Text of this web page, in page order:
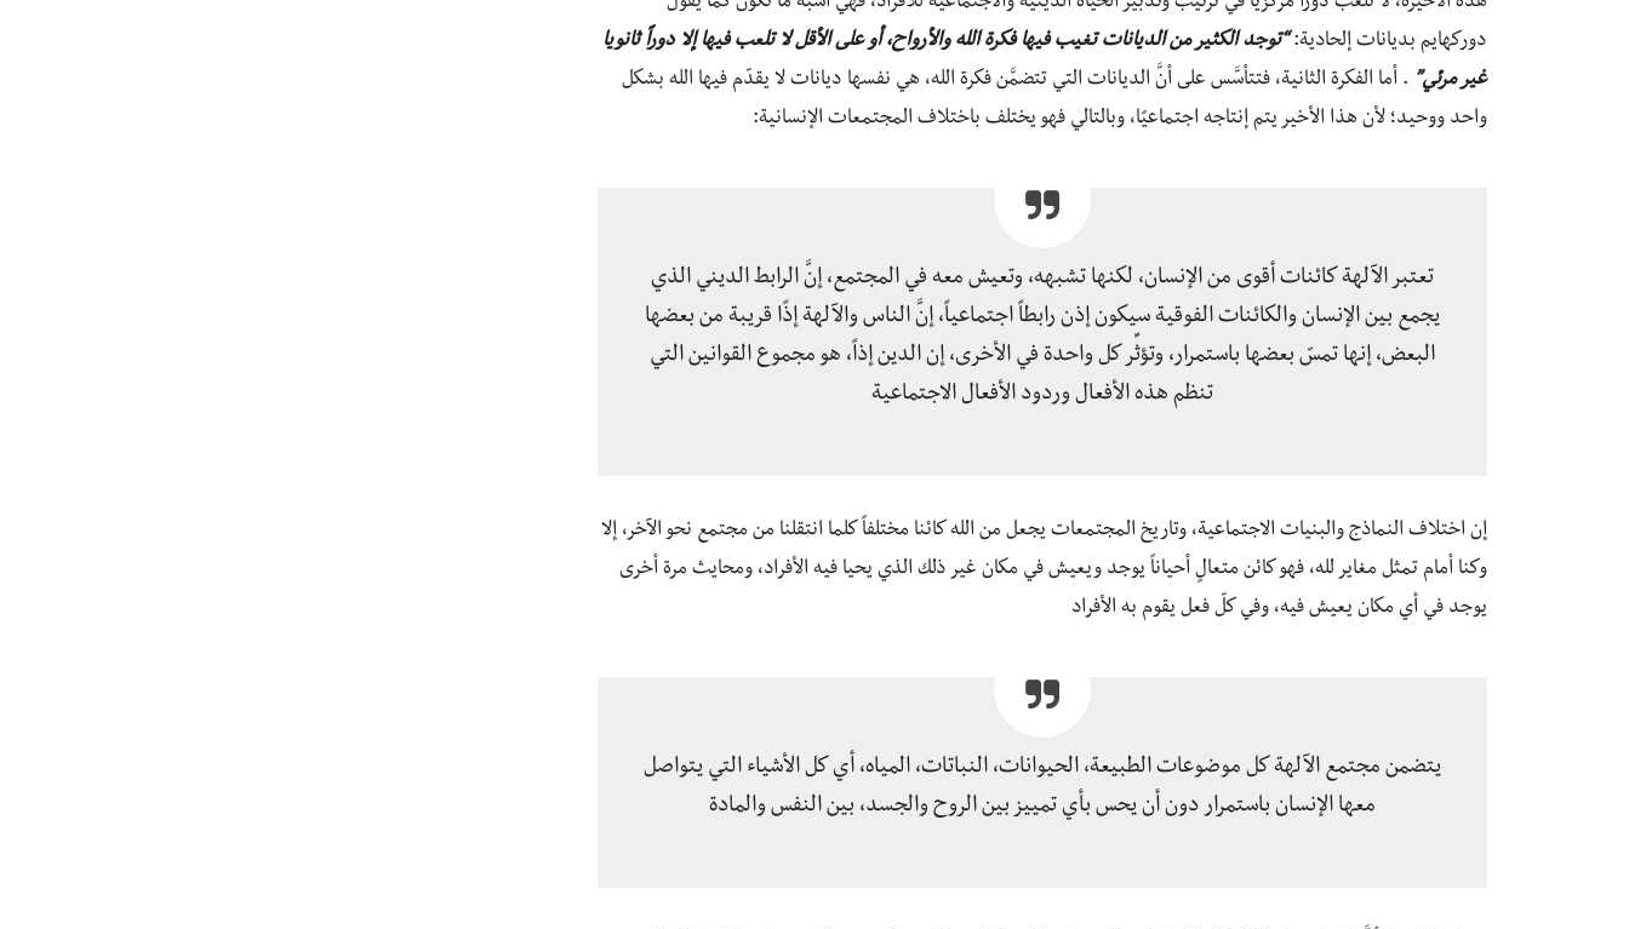
دوركهايم بديانات إلحادية:“توجد الكثير من الديانات تغيب فيها فكرة الله والأرواح، أو على الأقل لا تلعب فيها إلا دوراً ثانويا
غير مرئي” . أما الفكرة الثانية، فتتأسَّس على أنَّ الديانات التي تتضمَّن فكرة الله، هي نفسها ديانات لا يقدّم فيها الله بشكل
واحد ووحيد؛ لأن هذا الأخير يتم إنتاجه اجتماعيًا، وبالتالي فهو يختلف باختلاف المجتمعات الإنسانية:
تعتبر الآلهة كائنات أقوى من الإنسان، لكنها تشبهه، وتعيش معه في المجتمع، إنَّ الرابط الديني الذي
يجمع بين الإنسان والكائنات الفوقية سيكون إذن رابطاً اجتماعياً، إنَّ الناس والآلهة إذًا قريبة من بعضها
البعض، إنها تمسّ بعضها باستمرار، وتؤثِّر كل واحدة في الأخرى، إن الدين إذاً، هو مجموع القوانين التي
تنظم هذه الأفعال وردود الأفعال الاجتماعية
إن اختلاف النماذج والبنيات الاجتماعية، وتاريخ المجتمعات يجعل من الله كائنا مختلفاً كلما انتقلنا من مجتمع نحو الآخر، إلا
وكنا أمام تمثل مغاير لله، فهو كائن متعالٍ أحياناً يوجد ويعيش في مكان غير ذلك الذي يحيا فيه الأفراد، ومحايث مرة أخرى
يوجد في أي مكان يعيش فيه، وفي كلّ فعل يقوم به الأفراد
يتضمن مجتمع الآلهة كل موضوعات الطبيعة، الحيوانات، النباتات، المياه، أي كل الأشياء التي يتواصل
معها الإنسان باستمرار دون أن يحس بأي تمييز بين الروح والجسد، بين النفس والمادة